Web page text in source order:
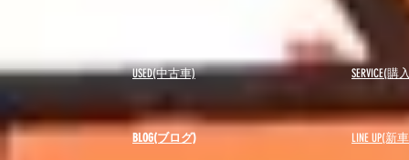
USED(中古車)
BLOG(ブログ)
SERVICE(
LINE UP(新